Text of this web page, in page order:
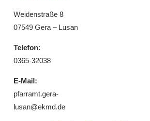
Weidenstraße 8
07549 Gera – Lusan
Telefon:
0365-32038
E-Mail:
pfarramt.gera-
lusan@ekmd.de